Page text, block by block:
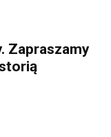
Zapraszamy